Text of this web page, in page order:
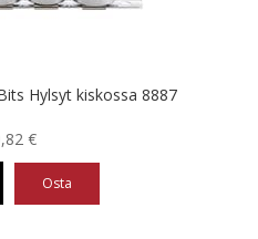
Hylsyt kiskossa 8887
€
Osta